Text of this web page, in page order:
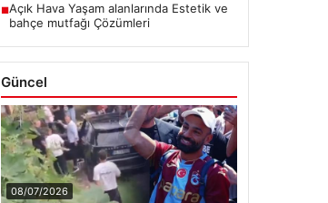
■Açık Hava Yaşam alanlarında Estetik ve
bahçe mutfağı Çözümleri
Güncel
08/07/2026